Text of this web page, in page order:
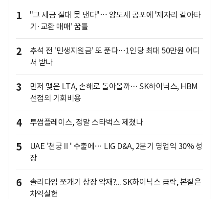
1
"그 세금 절대 못 낸다"… 양도세 공포에 '제자리 갈아타
기·교환 매매' 꿈틀
2
추석 전 '민생지원금' 또 푼다…1인당 최대 50만원 어디
서 받나
3
먼저 맺은 LTA, 손해로 돌아올까… SK하이닉스, HBM
선점의 기회비용
4 투썸플레이스, 정말 스타벅스 제쳤나
5
UAE '천궁Ⅱ' 수출에… LIG D&A, 2분기 영업익 30% 성
장
6
솔리다임 쪼개기 상장 악재?... SK하이닉스 급락, 본질은
차익실현